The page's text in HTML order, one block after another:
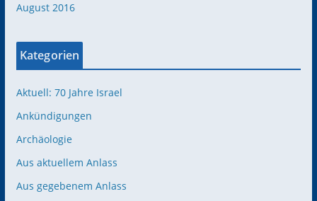
August 2016
Kategorien
Aktuell: 70 Jahre Israel
Ankündigungen
Archäologie
Aus aktuellem Anlass
Aus gegebenem Anlass